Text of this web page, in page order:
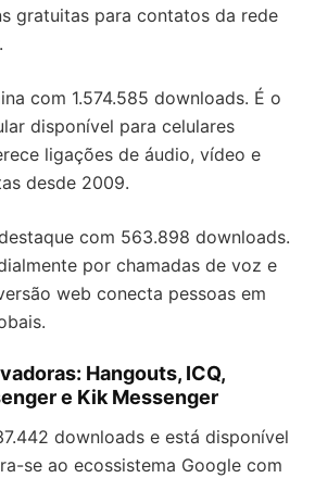
gratuitas para contatos da rede
com 1.574.585 downloads. É o
disponível para celulares
ligações de áudio, vídeo e
desde 2009.
com 563.898 downloads.
por chamadas de voz e
web conecta pessoas em
Hangouts, ICQ,
e Kik Messenger
downloads e está disponível
se ao ecossistema Google com